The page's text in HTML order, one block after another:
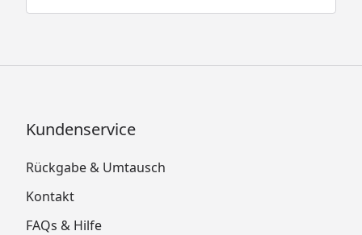
Kundenservice
Rückgabe & Umtausch
Kontakt
FAQs & Hilfe